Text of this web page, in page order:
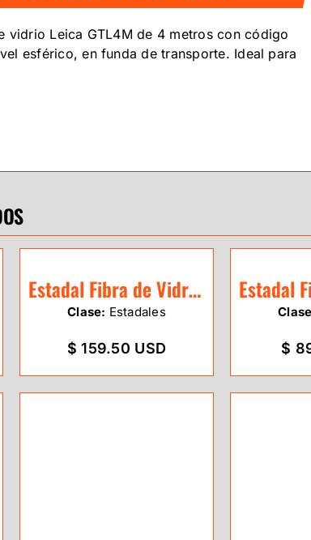
vidrio Leica GTL4M de 4 metros con código
esférico, en funda de transporte. Ideal para
Estadal Fibra de Vidrio de 7m GeoEco
Clase: Estadales
$ 159.50 USD $